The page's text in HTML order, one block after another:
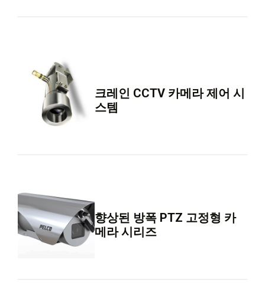
크레인 CCTV 카메라 제어 시
스템
향상된 방폭 PTZ 고정형 카
메라 시리즈